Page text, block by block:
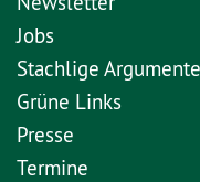
Jobs
Stachlige Argumente
Grüne Links
Presse
Termine